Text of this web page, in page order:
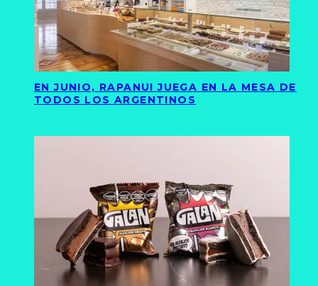
EN JUNIO, RAPANUI JUEGA EN LA MESA DE
TODOS LOS ARGENTINOS